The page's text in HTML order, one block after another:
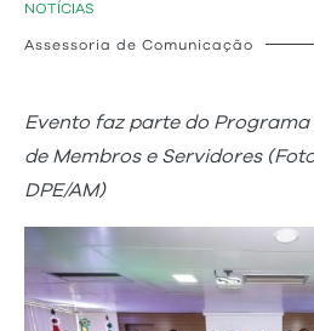
NOTÍCIAS
Assessoria de Comunicação
Evento faz parte do
de Membros e Servidores
DPE/AM)